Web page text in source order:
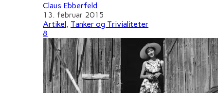
Claus Ebberfeld
13. februar 2015
Artikel, Tanker og Trivialiteter
8